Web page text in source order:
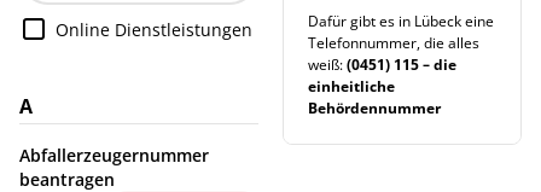
Online Dienstleistungen
A
Abfallerzeugernummer
beantragen
Dafür gibt es in Lübeck eine
Telefonnummer, die alles
weiß:(0451) 115 – die
einheitliche
Behördennummer